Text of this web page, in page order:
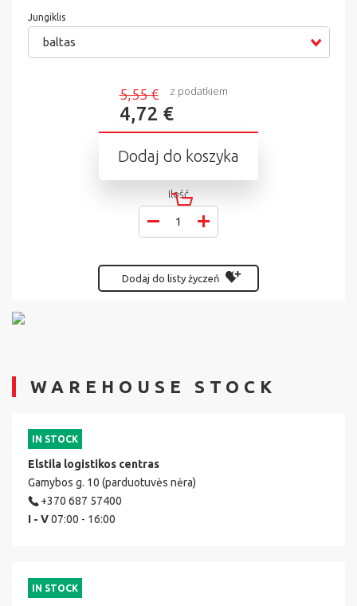
Jungiklis
baltas
5,55 €
4,72 €
z podatkiem
Dodaj do koszyka
Ilość
Dodaj do listy życzeń
WAREHOUSE STOCK
IN STOCK
Elstila logistikos centras
Gamybos g. 10 (parduotuvės nėra)
+370 687 57400
I - V07:00 - 16:00
IN STOCK